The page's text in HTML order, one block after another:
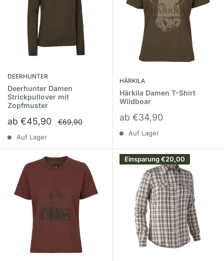
DEERHUNTER
Deerhunter Damen
Strickpullover mit
Zopfmuster
Sonderpreis
ab €45,90 Normalpreis
€69,90
Auf Lager
HÄRKILA
Härkila Damen T-Shirt
Wildboar
Sonderpreis
ab €34,90
Auf Lager
Einsparung€20,00